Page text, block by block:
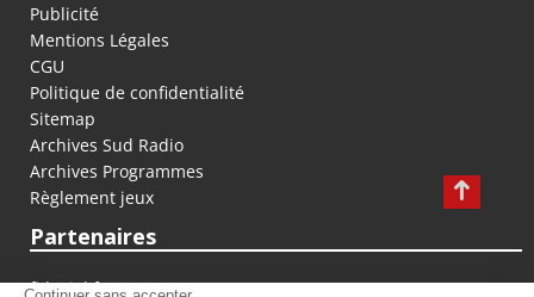
Publicité
Mentions Légales
CGU
Politique de confidentialité
Sitemap
Archives Sud Radio
Archives Programmes
Règlement jeux
Partenaires
fiducial.fr